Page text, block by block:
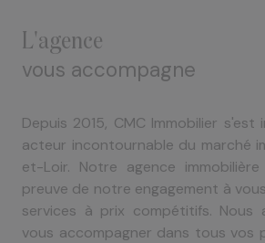
l'agence
vous accompagne
Depuis 2015, CMC Immobilier s'est
acteur incontournable du marché
et-Loir. Notre agence
preuve de notre engagement à
services à prix compétitifs.
vous accompagner dans tous vos